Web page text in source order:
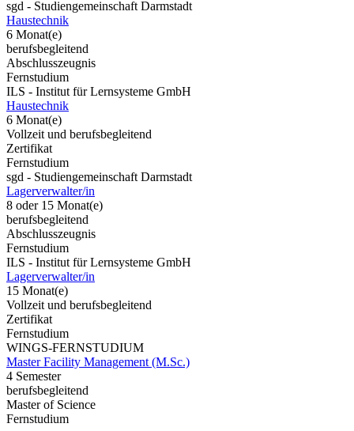
sgd - Studiengemeinschaft Darmstadt
Haustechnik
6 Monat(e)
berufsbegleitend
Abschlusszeugnis
Fernstudium
ILS - Institut für Lernsysteme GmbH
Haustechnik
6 Monat(e)
Vollzeit und berufsbegleitend
Zertifikat
Fernstudium
sgd - Studiengemeinschaft Darmstadt
Lagerverwalter/in
8 oder 15 Monat(e)
berufsbegleitend
Abschlusszeugnis
Fernstudium
ILS - Institut für Lernsysteme GmbH
Lagerverwalter/in
15 Monat(e)
Vollzeit und berufsbegleitend
Zertifikat
Fernstudium
WINGS-FERNSTUDIUM
Master Facility Management (M.Sc.)
4 Semester
berufsbegleitend
Master of Science
Fernstudium